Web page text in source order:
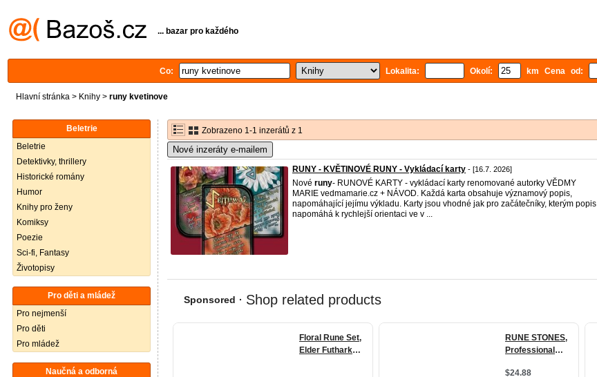
... bazar pro každého
Co: Lokalita: Okolí: km Cena od:
Hlavní stránka > Knihy > runy kvetinove
Beletrie
Beletrie
Detektivky, thrillery
Historické romány
Humor
Knihy pro ženy
Komiksy
Poezie
Sci-fi, Fantasy
Životopisy
Pro děti a mládež
Pro nejmenší
Pro děti
Pro mládež
Naučná a odborná
Zobrazeno 1-1 inzerátů z 1
Nové inzeráty e-mailem
RUNY - KVĚTINOVÉ RUNY - Vykládací karty - [16.7. 2026]
Nové runy- RUNOVÉ KARTY - vykládací karty renomované autorky VĚDMY
MARIE vedmamarie.cz + NÁVOD. Každá karta obsahuje významový popis,
napomáhající jejímu výkladu. Karty jsou vhodné jak pro začátečníky, kterým popis
napomáhá k rychlejší orientaci ve v ...